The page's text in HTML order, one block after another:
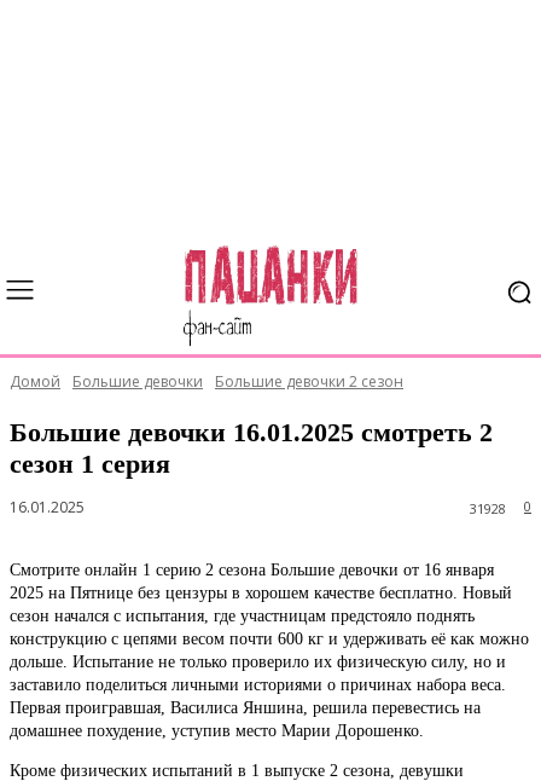
Домой Большие девочки Большие девочки 2 сезон
Большие девочки 16.01.2025 смотреть 2
сезон 1 серия
16.01.2025 0
31928
Смотрите онлайн 1 серию 2 сезона Большие девочки от 16 января
2025 на Пятнице без цензуры в хорошем качестве бесплатно. Новый
сезон начался с испытания, где участницам предстояло поднять
конструкцию с цепями весом почти 600 кг и удерживать её как можно
дольше. Испытание не только проверило их физическую силу, но и
заставило поделиться личными историями о причинах набора веса.
Первая проигравшая, Василиса Яншина, решила перевестись на
домашнее похудение, уступив место Марии Дорошенко.
Кроме физических испытаний в 1 выпуске 2 сезона, девушки